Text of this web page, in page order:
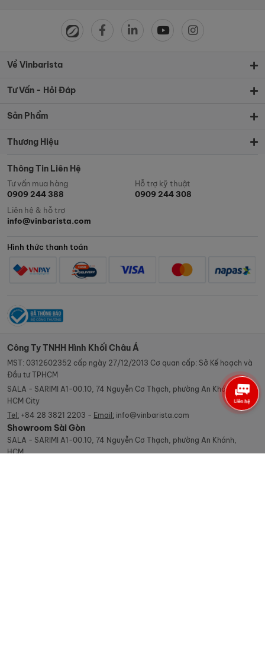
Về Vinbarista
Tư Vấn - Hỏi Đáp
Sản Phẩm
Thương Hiệu
Thông Tin Liên Hệ
Tư vấn mua hàng
0909 244 388
Hỗ trợ kỹ thuật
0909 244 308
Liên hệ & hỗ trợ
info@vinbarista.com
Hình thức thanh toán
Công Ty TNHH Hình Khối Châu Á
MST: 0312602352 cấp ngày 27/12/2013 Cơ quan cấp: Sở Kế hoạch và
Đầu tư TPHCM
SALA - SARIMI A1-00.10, 74 Nguyễn Cơ Thạch, phường An Khánh,
HCM City
Tel: +84 28 3821 2203 - Email: info@vinbarista.com
Showroom Sài Gòn
SALA - SARIMI A1-00.10, 74 Nguyễn Cơ Thạch, phường An Khánh,
HCM